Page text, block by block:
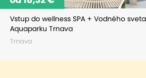
Vstup do wellness SPA + Vodného
Aquaparku Trnava
Trnava